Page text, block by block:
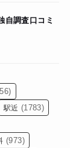
自調査口コミ
駅近 (1783)
(973)